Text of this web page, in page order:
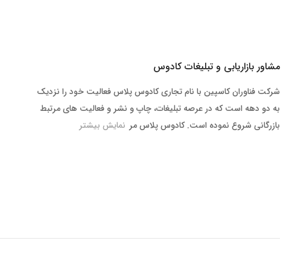
مشاور بازاریابی و تبلیغات کادوس
شرکت فناوران کاسپین با نام تجاری کادوس پلاس فعالیت خود را نزدیک
به دو دهه است که در عرصه تبلیغات، چاپ و نشر و فعالیت های مرتبط
بازرگانی شروع نموده است. کادوس پلاس مر نمایش بیشتر